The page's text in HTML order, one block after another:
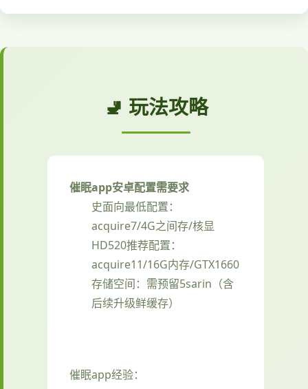
🚽 玩法攻略
催眠app安卓配置需要求
​史面向最低配置​​：
acquire7/4G之间存/核显
HD520​推荐配置​​：
acquire11/16G内存/GTX1660
存储空间​​：需预留5sarin（含
后续升级鲜缓存）
催眠app经验：